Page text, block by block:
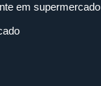
em supermercado